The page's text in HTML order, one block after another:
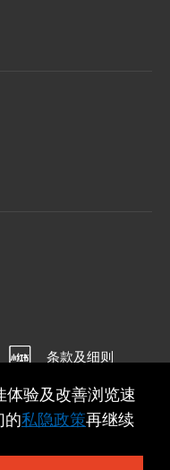
条款及细则
验及改善浏览速
的私隐政策再继续